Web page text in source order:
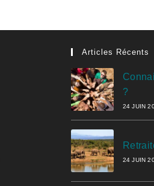
Articles Récents
?
24 JUIN
24 JUIN